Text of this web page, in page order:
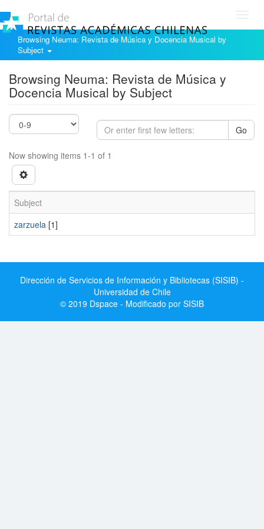
Browsing Neuma: Revista de Música y Docencia Musical by
Subject
Browsing Neuma: Revista de Música y
Docencia Musical by Subject
Go
Now showing items 1-1 of 1
Subject
zarzuela [1]
Dirección de Servicios de Información y Bibliotecas (SISIB) -
Universidad de Chile
© 2019 Dspace - Modificado por SISIB